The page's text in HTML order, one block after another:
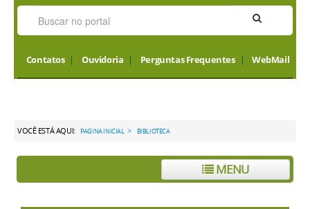
Contatos Ouvidoria Perguntas Frequentes WebMail
VOCÊ ESTÁ AQUI: PAGINA INICIAL > BIBLIOTECA
MENU